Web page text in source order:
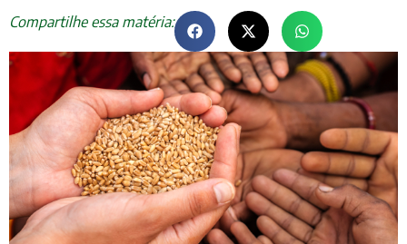
Compartilhe essa matéria: